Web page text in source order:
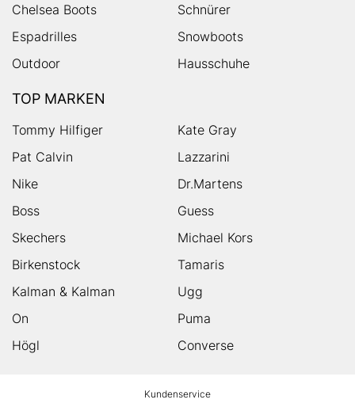
Chelsea Boots
Schnürer
Espadrilles
Snowboots
Outdoor
Hausschuhe
TOP MARKEN
Tommy Hilfiger
Kate Gray
Pat Calvin
Lazzarini
Nike
Dr.Martens
Boss
Guess
Skechers
Michael Kors
Birkenstock
Tamaris
Kalman & Kalman
Ugg
On
Puma
Högl
Converse
Kundenservice